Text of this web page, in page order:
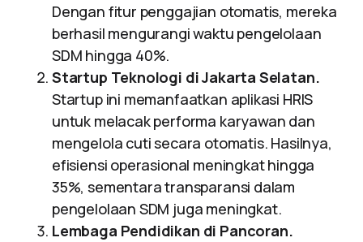
Dengan fitur penggajian otomatis, mereka
berhasil mengurangi waktu pengelolaan
SDM hingga 40%.
Startup Teknologi di Jakarta Selatan.
Startup ini memanfaatkan aplikasi HRIS
untuk melacak performa karyawan dan
mengelola cuti secara otomatis. Hasilnya,
efisiensi operasional meningkat hingga
35%, sementara transparansi dalam
pengelolaan SDM juga meningkat.
Lembaga Pendidikan di Pancoran.